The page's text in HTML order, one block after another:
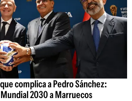
complica a Pedro Sánchez:
2030 a Marruecos